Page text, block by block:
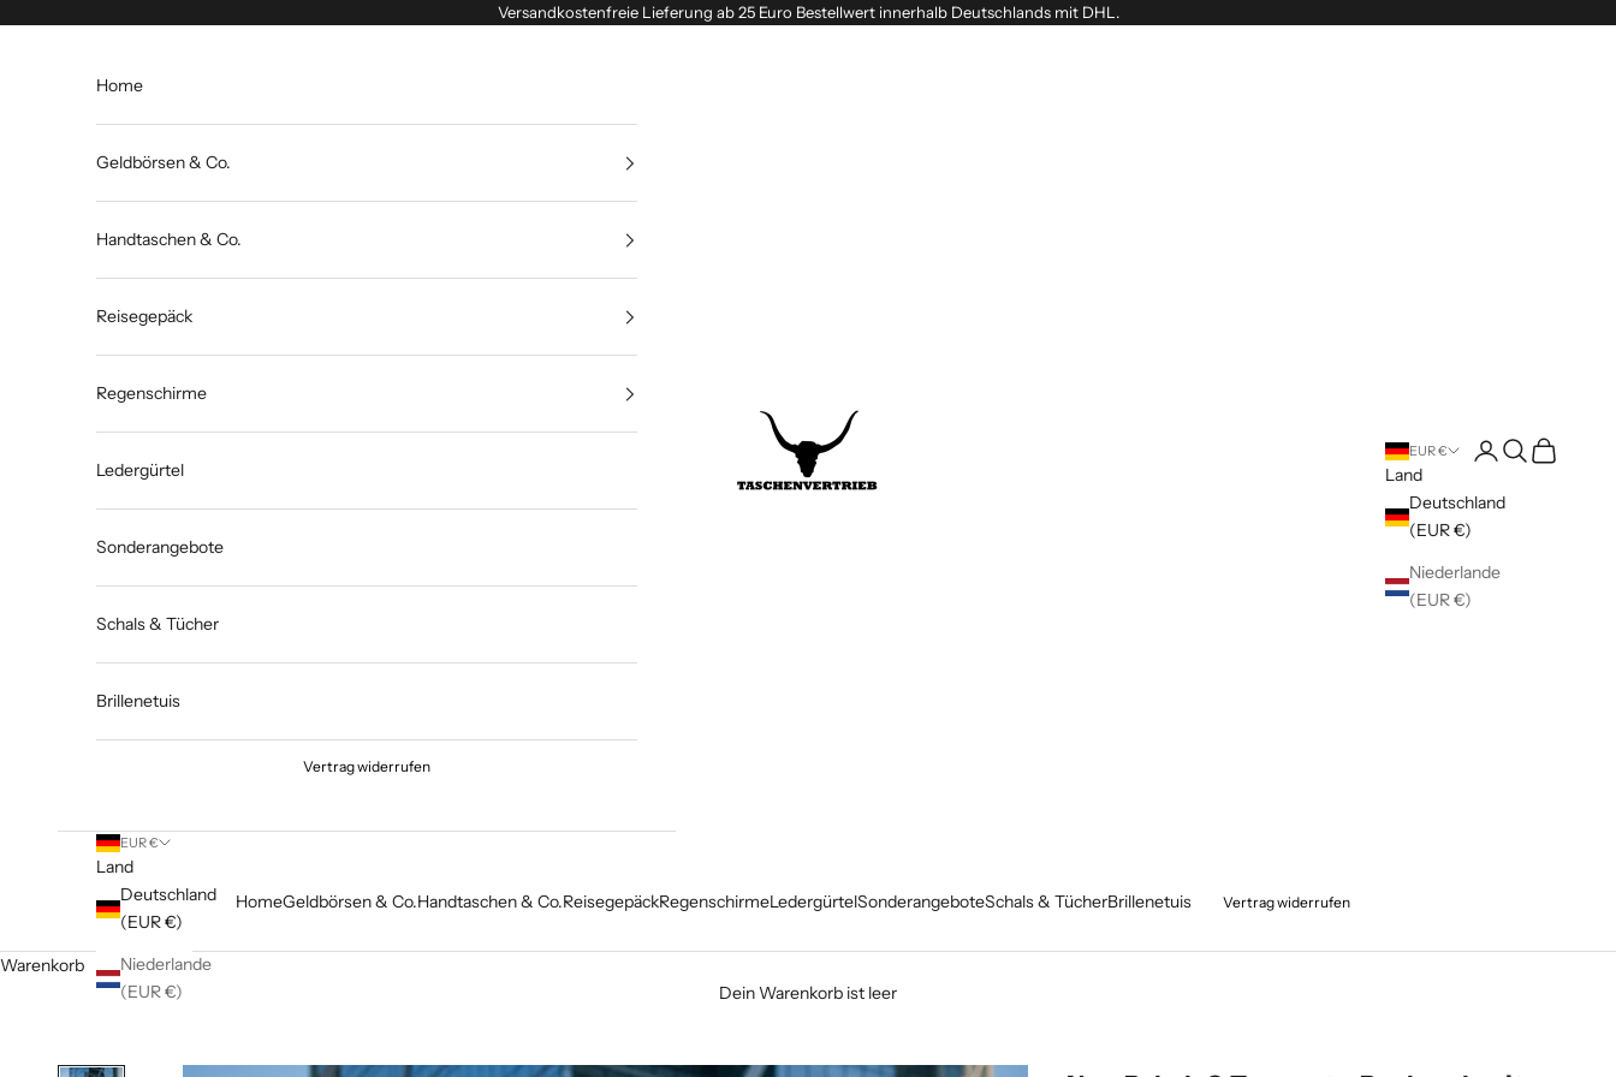
Versandkostenfreie Lieferung ab 25 Euro Bestellwert innerhalb Deutschlands mit DHL.
Taschenvertrieb
HomeGeldbörsen & Co.Handtaschen & Co.ReisegepäckRegenschirmeLedergürtelSonderangeboteSchals & TücherBrillenetuis Vertrag widerrufen
EUR €
Land
Deutschland
(EUR €)
Niederlande
(EUR €)
Anmelden
SuchenWarenkorb
Home
Geldbörsen & Co.
Handtaschen & Co.
Reisegepäck
Regenschirme
Ledergürtel
Sonderangebote
Schals & Tücher
Brillenetuis
Vertrag widerrufen
EUR €
Land
Deutschland
(EUR €)
Niederlande
(EUR €)
Warenkorb
Dein Warenkorb ist leer